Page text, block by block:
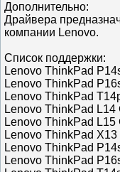
Дополнительно:
Драйвера
компании Lenovo.
Список поддержки:
Lenovo ThinkPad
Lenovo ThinkPad
Lenovo ThinkPad
Lenovo ThinkPad
Lenovo ThinkPad
Lenovo ThinkPad
Lenovo ThinkPad
Lenovo ThinkPad